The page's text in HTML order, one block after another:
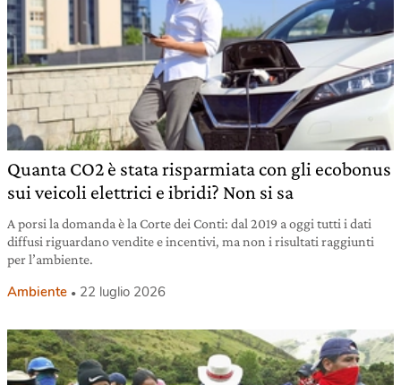
Quanta CO2 è stata risparmiata con gli ecobonus
sui veicoli elettrici e ibridi? Non si sa
A porsi la domanda è la Corte dei Conti: dal 2019 a oggi tutti i dati
diffusi riguardano vendite e incentivi, ma non i risultati raggiunti
per l’ambiente.
Ambiente 22 luglio 2026